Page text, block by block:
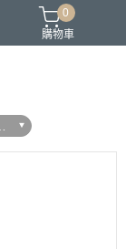
0
購物車